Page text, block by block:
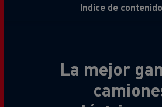
Indice de
La mejor